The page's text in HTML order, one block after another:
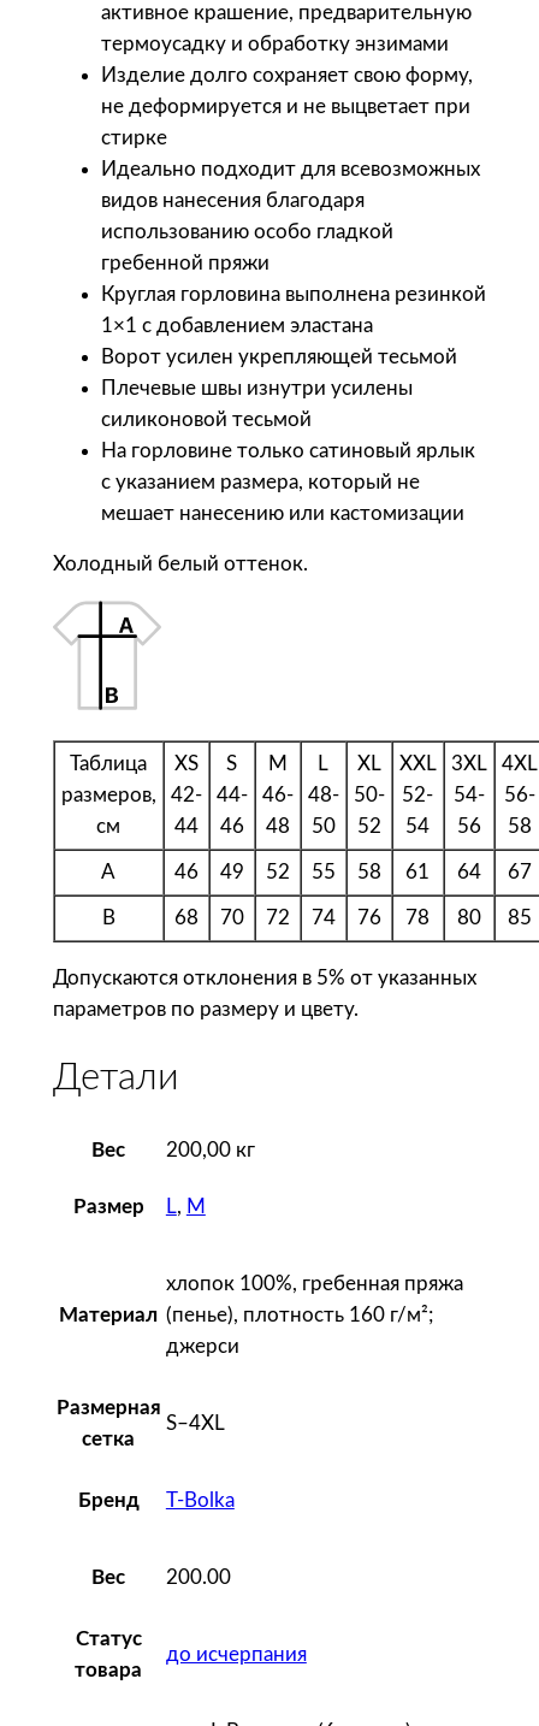
н
с
T
B
k
6
0
б
активное крашение, предварительную
термоусадку и обработку энзимами
Изделие долго сохраняет свою форму,
не деформируется и не выцветает при
стирке
Идеально подходит для всевозможных
видов нанесения благодаря
использованию особо гладкой
гребенной пряжи
Круглая горловина выполнена резинкой
1×1 с добавлением эластана
Ворот усилен укрепляющей тесьмой
Плечевые швы изнутри усилены
силиконовой тесьмой
На горловине только сатиновый ярлык
с указанием размера, который не
мешает нанесению или кастомизации
Холодный белый оттенок.
Таблица
размеров,
см
XS
42-
44
S
44-
46
M
46-
48
L
48-
50
XL
50-
52
XXL
52-
54
3XL
54-
56
4XL
56-
58
A 46 49 52 55 58 61 64 67
B 68 70 72 74 76 78 80 85
Допускаются отклонения в 5% от указанных
параметров по размеру и цвету.
Детали
Вес 200,00 кг
Размер L, M
Материал
хлопок 100%, гребенная пряжа
(пенье), плотность 160 г/м²;
джерси
Размерная
сетка
S–4XL
Бренд T-Bolka
Вес 200.00
Статус
товара
до исчерпания